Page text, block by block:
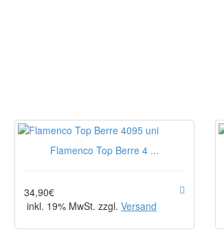
Flamenco Top Berre 4 ...
34,90€
inkl. 19% MwSt. zzgl. Versand